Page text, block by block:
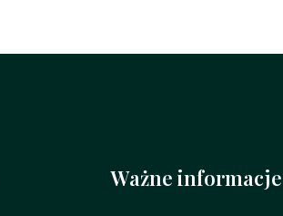
Ważne informacje